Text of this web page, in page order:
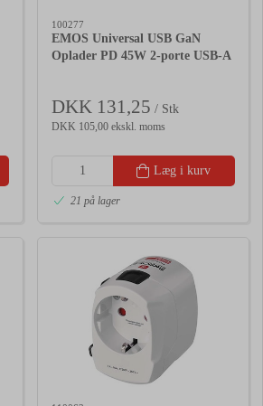
100277
EMOS Universal USB GaN
Oplader PD 45W 2-porte USB-A
DKK 131,25 / Stk
DKK 105,00 ekskl. moms
Læg i kurv
21 på lager